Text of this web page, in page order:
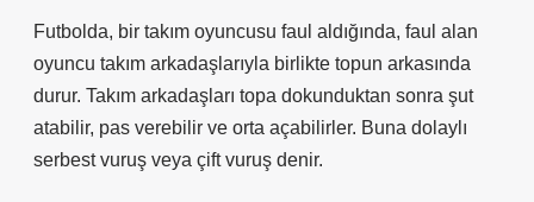
Futbolda, bir takım oyuncusu faul aldığında, faul alan
oyuncu takım arkadaşlarıyla birlikte topun arkasında
durur. Takım arkadaşları topa dokunduktan sonra şut
atabilir, pas verebilir ve orta açabilirler. Buna dolaylı
serbest vuruş veya çift vuruş denir.